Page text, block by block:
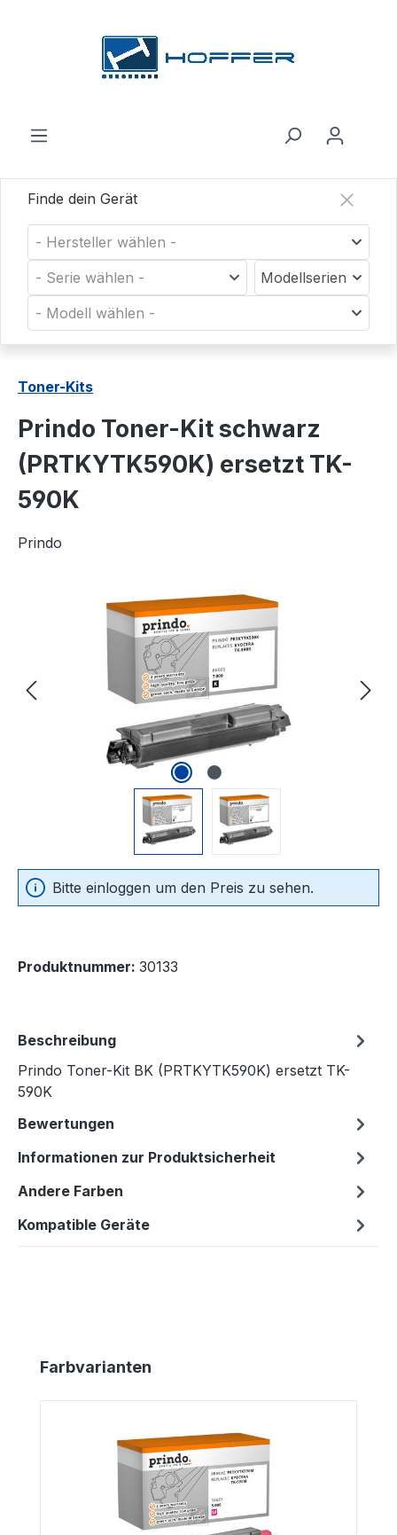
Finde dein Gerät
- Hersteller wählen -
- Serie wählen -
Modellserien
- Modell wählen -
Toner-Kits
Prindo Toner-Kit schwarz
(PRTKYTK590K) ersetzt TK-
590K
Prindo
Bildergalerie überspringen
Bitte einloggen um den Preis zu sehen.
Produktnummer: 30133
Beschreibung
Prindo Toner-Kit BK (PRTKYTK590K) ersetzt TK-
590K
Bewertungen
Informationen zur Produktsicherheit
Andere Farben
Kompatible Geräte
Produktgalerie überspringen
Farbvarianten